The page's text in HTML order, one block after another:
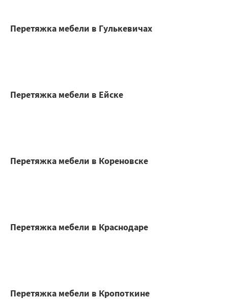
Перетяжка мебели в Гулькевичах
Перетяжка мебели в Ейске
Перетяжка мебели в Кореновске
Перетяжка мебели в Краснодаре
Перетяжка мебели в Кропоткине